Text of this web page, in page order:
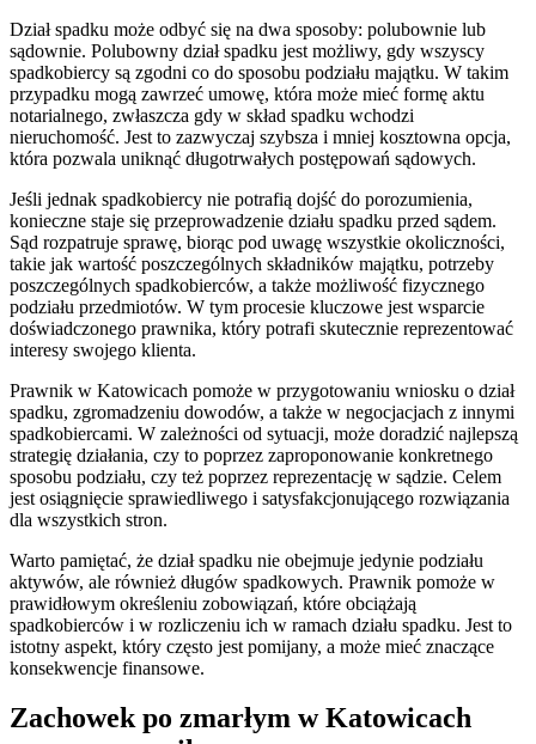
Dział spadku może odbyć się na dwa sposoby: polubownie lub
sądownie. Polubowny dział spadku jest możliwy, gdy wszyscy
spadkobiercy są zgodni co do sposobu podziału majątku. W takim
przypadku mogą zawrzeć umowę, która może mieć formę aktu
notarialnego, zwłaszcza gdy w skład spadku wchodzi
nieruchomość. Jest to zazwyczaj szybsza i mniej kosztowna opcja,
która pozwala uniknąć długotrwałych postępowań sądowych.
Jeśli jednak spadkobiercy nie potrafią dojść do porozumienia,
konieczne staje się przeprowadzenie działu spadku przed sądem.
Sąd rozpatruje sprawę, biorąc pod uwagę wszystkie okoliczności,
takie jak wartość poszczególnych składników majątku, potrzeby
poszczególnych spadkobierców, a także możliwość fizycznego
podziału przedmiotów. W tym procesie kluczowe jest wsparcie
doświadczonego prawnika, który potrafi skutecznie reprezentować
interesy swojego klienta.
Prawnik w Katowicach pomoże w przygotowaniu wniosku o dział
spadku, zgromadzeniu dowodów, a także w negocjacjach z innymi
spadkobiercami. W zależności od sytuacji, może doradzić najlepszą
strategię działania, czy to poprzez zaproponowanie konkretnego
sposobu podziału, czy też poprzez reprezentację w sądzie. Celem
jest osiągnięcie sprawiedliwego i satysfakcjonującego rozwiązania
dla wszystkich stron.
Warto pamiętać, że dział spadku nie obejmuje jedynie podziału
aktywów, ale również długów spadkowych. Prawnik pomoże w
prawidłowym określeniu zobowiązań, które obciążają
spadkobierców i w rozliczeniu ich w ramach działu spadku. Jest to
istotny aspekt, który często jest pomijany, a może mieć znaczące
konsekwencje finansowe.
Zachowek po zmarłym w Katowicach